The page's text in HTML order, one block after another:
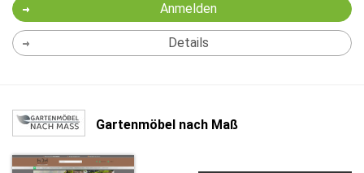
Anmelden
Details
Gartenmöbel nach Maß